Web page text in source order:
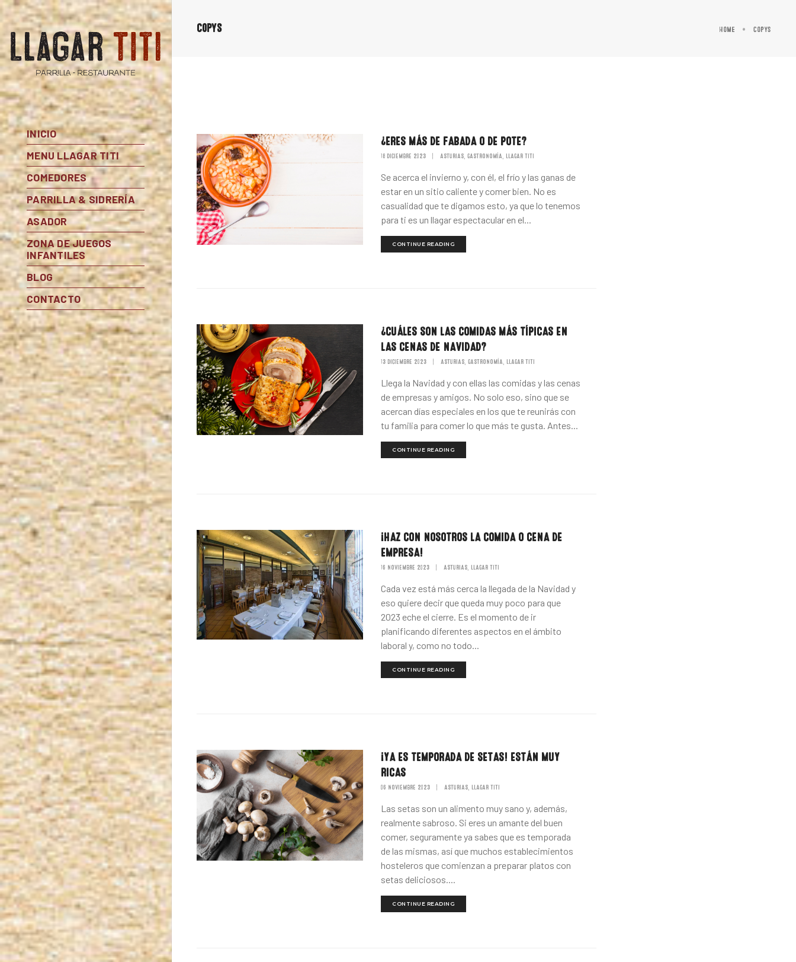
INICIO
MENU LLAGAR TITI
COMEDORES
PARRILLA & SIDRERÍA
ASADOR
ZONA DE JUEGOS
INFANTILES
BLOG
CONTACTO
copys Home copys
¿ERES MÁS DE FABADA O DE POTE?
18 DICIEMBRE 2023 ASTURIAS,GASTRONOMÍA,LLAGAR TITI
Se acerca el invierno y, con él, el frío y las ganas de
estar en un sitio caliente y comer bien. No es
casualidad que te digamos esto, ya que lo tenemos
para ti es un llagar espectacular en el...
CONTINUE READING
¿CUÁLES SON LAS COMIDAS MÁS TÍPICAS EN
LAS CENAS DE NAVIDAD?
13 DICIEMBRE 2023 ASTURIAS,GASTRONOMÍA,LLAGAR TITI
Llega la Navidad y con ellas las comidas y las cenas
de empresas y amigos. No solo eso, sino que se
acercan días especiales en los que te reunirás con
tu familia para comer lo que más te gusta. Antes...
CONTINUE READING
¡HAZ CON NOSOTROS LA COMIDA O CENA DE
EMPRESA!
16 NOVIEMBRE 2023 ASTURIAS,LLAGAR TITI
Cada vez está más cerca la llegada de la Navidad y
eso quiere decir que queda muy poco para que
2023 eche el cierre. Es el momento de ir
planificando diferentes aspectos en el ámbito
laboral y, como no todo...
CONTINUE READING
¡YA ES TEMPORADA DE SETAS! ESTÁN MUY
RICAS
06 NOVIEMBRE 2023 ASTURIAS,LLAGAR TITI
Las setas son un alimento muy sano y, además,
realmente sabroso. Si eres un amante del buen
comer, seguramente ya sabes que es temporada
de las mismas, así que muchos establecimientos
hosteleros que comienzan a preparar platos con
setas deliciosos....
CONTINUE READING